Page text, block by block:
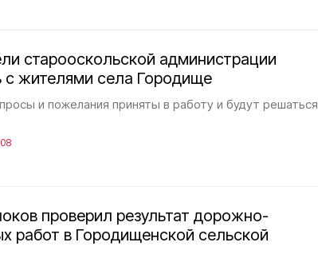
старооскольской администрации
с жителями села Городище
и пожелания приняты в работу и будут решаться
проверил результат дорожно-
работ в Городищенской сельской